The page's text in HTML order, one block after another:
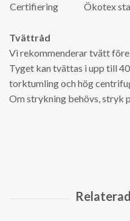
Certifiering
Ökotex
Tvättråd
Vi rekommenderar tvätt
Tyget kan tvättas i upp till
torktumling och hög
Om strykning behövs, stryk